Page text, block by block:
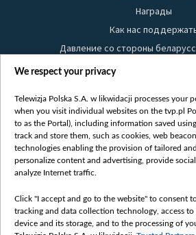
Награды
Как нас
Давление со стороны
Правила использования
Безопасность
Youtube
Белсат news
Белсат Life
Belsat English
Biełsat PL
We respect your privacy
Telewizja Polska S.A. w likwidacji processes your
when you visit individual websites on the tvp.pl
to as the Portal), including information saved
track and store them, such as cookies, web
technologies enabling the provision of tailored and
personalize content and advertising, provide
analyze Internet traffic.
Click "I accept and go to the website" to consent
tracking and data collection technology, access
device and its storage, and to the processing of